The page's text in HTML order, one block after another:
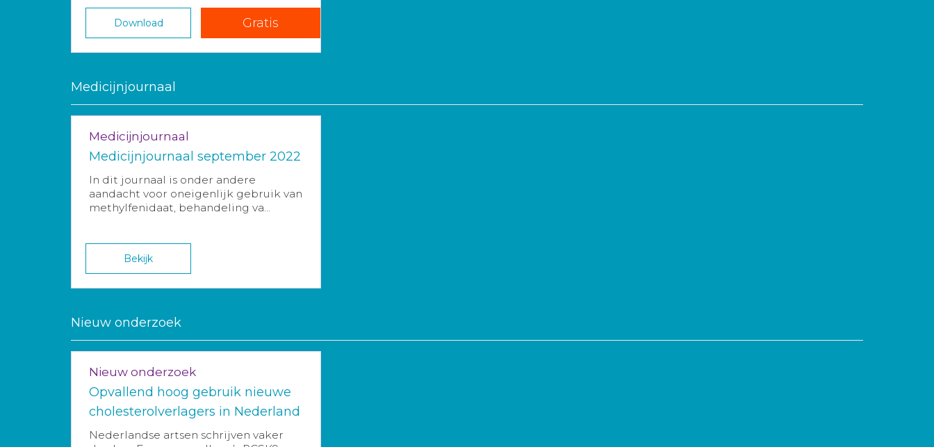
Download Gratis
Medicijnjournaal
Medicijnjournaal
Medicijnjournaal september 2022
In dit journaal is onder andere
aandacht voor oneigenlijk gebruik van
methylfenidaat, behandeling va...
Bekijk
Nieuw onderzoek
Nieuw onderzoek
Opvallend hoog gebruik nieuwe
cholesterolverlagers in Nederland
Nederlandse artsen schrijven vaker